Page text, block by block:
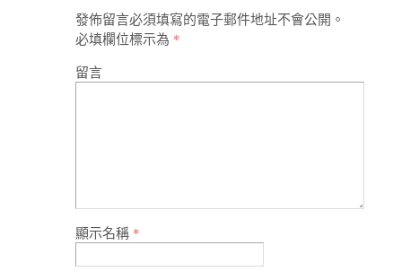
發佈留言必須填寫的電子郵件地址不會公開。
必填欄位標示為 *
留言
顯示名稱 *